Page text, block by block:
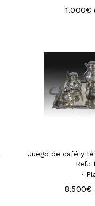
1.000€
Ref.:
·
8.500€